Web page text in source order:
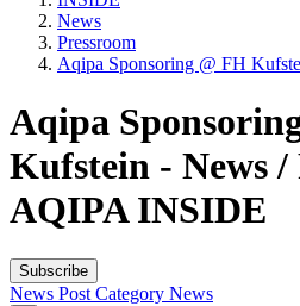
News
Pressroom
Aqipa Sponsoring @ FH
Aqipa
Kufstein - News /
AQIPA INSIDE
Subscribe
News Post Category News